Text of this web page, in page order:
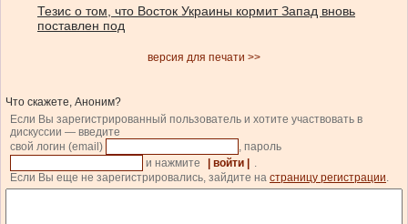
Тезис о том, что Восток Украины кормит Запад вновь
поставлен под
версия для печати >>
Что скажете, Аноним?
Если Вы зарегистрированный пользователь и хотите участвовать в
дискуссии — введите
свой логин (email)
, пароль
и нажмите
| войти |
.
Если Вы еще не зарегистрировались, зайдите на страницу регистрации.